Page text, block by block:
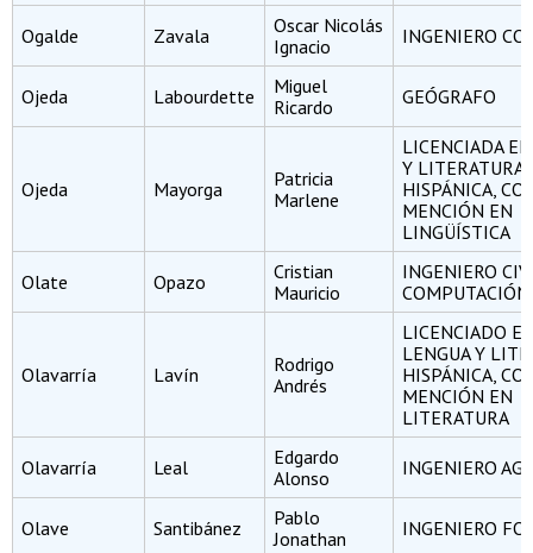
Ogalde Zavala
Oscar Nicolás
Ignacio
INGENIERO
Ojeda Labourdette
Miguel
Ricardo
GEÓGRAFO
Ojeda Mayorga
Patricia
Marlene
LICENCIADA
Y LITERATURA
HISPÁNICA,
MENCIÓN EN
LINGÜÍSTICA
Olate Opazo
Cristian
Mauricio
INGENIERO
COMPUTACIÓN
Olavarría Lavín
Rodrigo
Andrés
LICENCIADO
LENGUA Y
HISPÁNICA,
MENCIÓN EN
LITERATURA
Olavarría Leal
Edgardo
Alonso
INGENIERO
Olave Santibánez
Pablo
Jonathan
INGENIERO